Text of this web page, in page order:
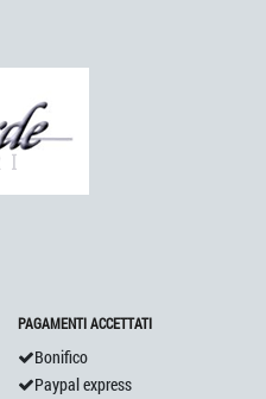
PAGAMENTI ACCETTATI
Bonifico
Paypal express